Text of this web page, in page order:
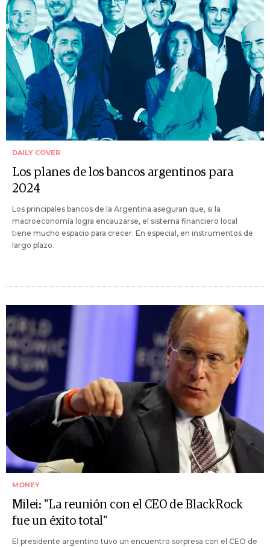
DAILY COVER
Los planes de los bancos argentinos para
2024
Los principales bancos de la Argentina aseguran que, si la
macroeconomía logra encauzarse, el sistema financiero local
tiene mucho espacio para crecer. En especial, en instrumentos de
largo plazo.
MONEY
Milei: "La reunión con el CEO de BlackRock
fue un éxito total"
El presidente argentino tuvo un encuentro sorpresa con el CEO de